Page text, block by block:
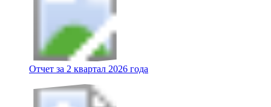
Отчет за 2 квартал 2026 года